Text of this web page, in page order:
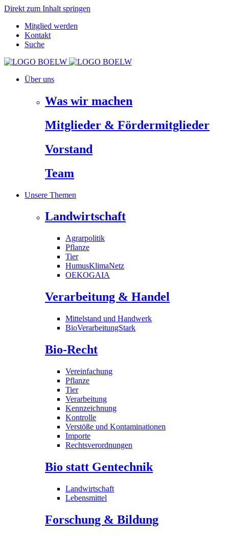
Direkt zum Inhalt springen
Mitglied werden
Kontakt
Suche
Über uns
Was wir machen
Mitglieder & Fördermitglieder
Vorstand
Team
Unsere Themen
Landwirtschaft
Agrarpolitik
Pflanze
Tier
HumusKlimaNetz
OEKOGAIA
Verarbeitung & Handel
Mittelstand und Handwerk
BioVerarbeitungStark
Bio-Recht
Vereinfachung
Pflanze
Tier
Verarbeitung
Kennzeichnung
Kontrolle
Verstöße und Kontaminationen
Importe
Rechtsverordnungen
Bio statt Gentechnik
Landwirtschaft
Lebensmittel
Forschung & Bildung